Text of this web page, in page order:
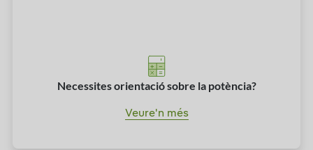
Necessites orientació sobre la potència?
Veure'n més